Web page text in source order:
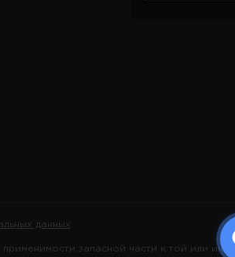
данных
запасной части к той или